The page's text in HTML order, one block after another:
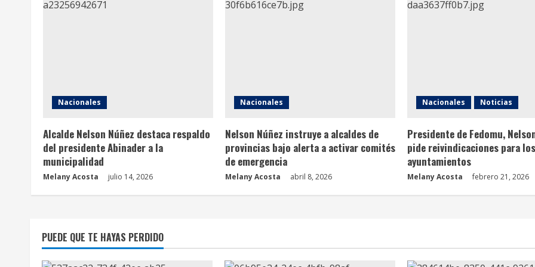
Nacionales
Alcalde Nelson Núñez destaca respaldo
del presidente Abinader a la
municipalidad
Melany Acosta julio 14, 2026
Nacionales
Nelson Núñez instruye a alcaldes de
provincias bajo alerta a activar comités
de emergencia
Melany Acosta abril 8, 2026
Nacionales Noticias
Presidente de Fedomu,
pide reivindicaciones para los
ayuntamientos
Melany Acosta febrero 21, 2026
PUEDE QUE TE HAYAS PERDIDO